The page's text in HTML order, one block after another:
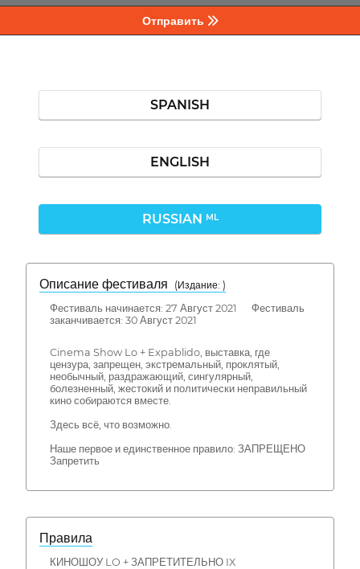
Отправить
SPANISH
ENGLISH
RUSSIAN ML
Описание фестиваля
( Издание: )
Фестиваль начинается: 27 Август 2021 Фестиваль
заканчивается: 30 Август 2021
Cinema Show Lo + Expablido, выставка, где
цензура, запрещен, экстремальный, проклятый,
необычный, раздражающий, сингулярный,
болезненный, жестокий и политически неправильный
кино собираются вместе.
Здесь всё, что возможно.
Наше первое и единственное правило: ЗАПРЕЩЕНО
Запретить
Правила
КИНОШОУ LO + ЗАПРЕТИТЕЛЬНО IX